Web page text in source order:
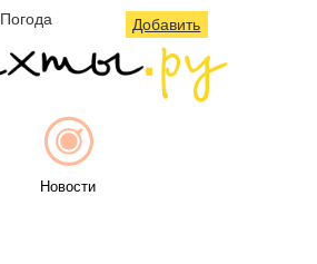
Погода Добавить
Новости